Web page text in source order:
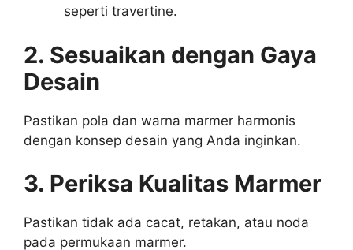
seperti travertine.
2. Sesuaikan dengan Gaya
Desain
Pastikan pola dan warna marmer harmonis
dengan konsep desain yang Anda inginkan.
3. Periksa Kualitas Marmer
Pastikan tidak ada cacat, retakan, atau noda
pada permukaan marmer.